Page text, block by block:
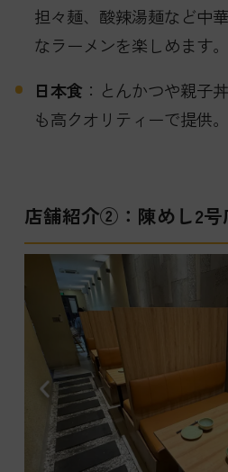
担々麺、酸辣湯麺など中
なラーメンを楽しめます。
日本食 ：とんかつや親子
も高クオリティーで提供。
店舗紹介②：陳めし2号